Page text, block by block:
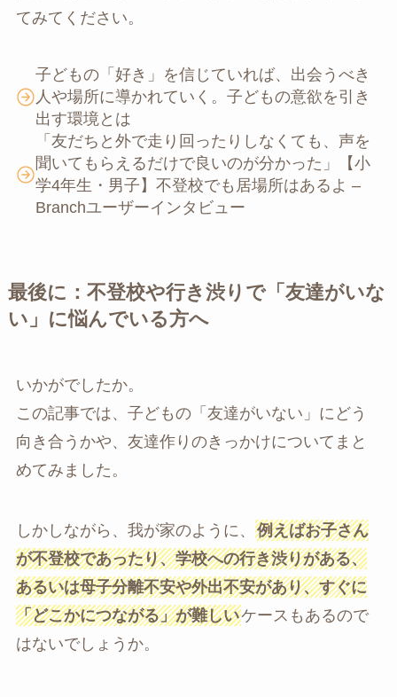
てみてください。
子どもの「好き」を信じていれば、出会うべき
人や場所に導かれていく。子どもの意欲を引き
出す環境とは
「友だちと外で走り回ったりしなくても、声を
聞いてもらえるだけで良いのが分かった」【小
学4年生・男子】不登校でも居場所はあるよ –
Branchユーザーインタビュー
最後に：不登校や行き渋りで「友達がいな
い」に悩んでいる方へ
いかがでしたか。
この記事では、子どもの「友達がいない」にどう
向き合うかや、友達作りのきっかけについてまと
めてみました。
しかしながら、我が家のように、 例えばお子さん
が不登校であったり、学校への行き渋りがある、
あるいは母子分離不安や外出不安があり、すぐに
「どこかにつながる」が難しいケースもあるので
はないでしょうか。